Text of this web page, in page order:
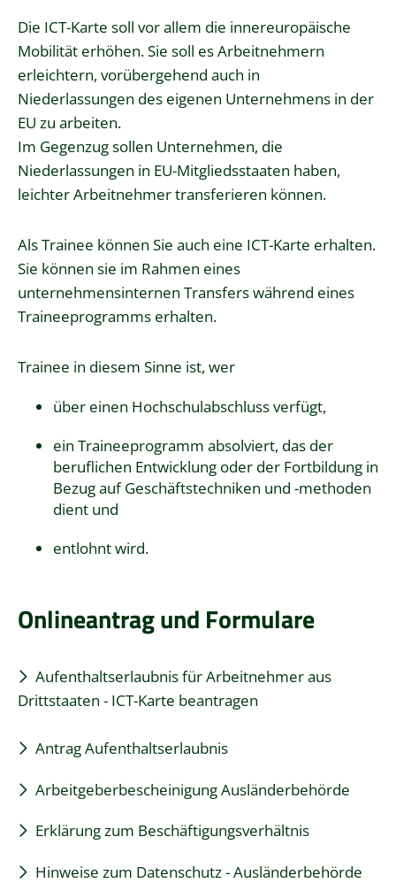
Die ICT-Karte soll vor allem die innereuropäische
Mobilität erhöhen. Sie soll es Arbeitnehmern
erleichtern, vorübergehend auch in
Niederlassungen des eigenen Unternehmens in der
EU zu arbeiten.
Im Gegenzug sollen Unternehmen, die
Niederlassungen in EU-Mitgliedsstaaten haben,
leichter Arbeitnehmer transferieren können.
Als Trainee können Sie auch eine ICT-Karte erhalten.
Sie können sie im Rahmen eines
unternehmensinternen Transfers während eines
Traineeprogramms erhalten.
Trainee in diesem Sinne ist, wer
über einen Hochschulabschluss verfügt,
ein Traineeprogramm absolviert, das der
beruflichen Entwicklung oder der Fortbildung in
Bezug auf Geschäftstechniken und -methoden
dient und
entlohnt wird.
Onlineantrag und Formulare
Aufenthaltserlaubnis für Arbeitnehmer aus
Drittstaaten - ICT-Karte beantragen
Antrag Aufenthaltserlaubnis
Arbeitgeberbescheinigung Ausländerbehörde
Erklärung zum Beschäftigungsverhältnis
Hinweise zum Datenschutz - Ausländerbehörde